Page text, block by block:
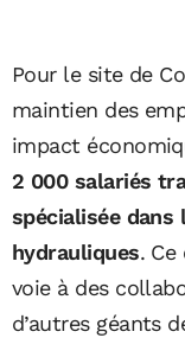
Pour le site de
maintien des
impact
2 000 salariés
spécialisée
hydrauliques.
voie à des
d’autres géants